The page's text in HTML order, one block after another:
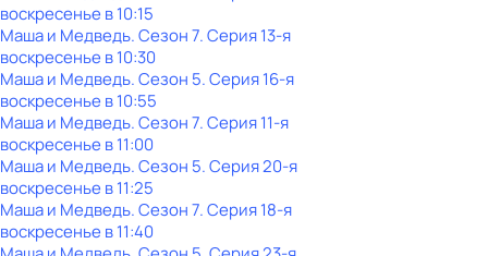
воскресенье в10:15
Маша и Медведь. Сезон 7. Серия 13-я
воскресенье в10:30
Маша и Медведь. Сезон 5. Серия 16-я
воскресенье в10:55
Маша и Медведь. Сезон 7. Серия 11-я
воскресенье в11:00
Маша и Медведь. Сезон 5. Серия 20-я
воскресенье в11:25
Маша и Медведь. Сезон 7. Серия 18-я
воскресенье в11:40